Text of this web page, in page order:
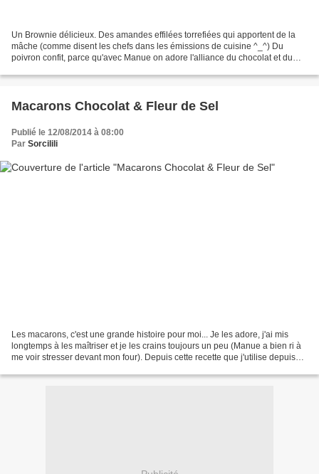
Un Brownie délicieux. Des amandes effilées torrefiées qui apportent de la
mâche (comme disent les chefs dans les émissions de cuisine ^_^) Du
poivron confit, parce qu'avec Manue on adore l'alliance du chocolat et du
Macarons Chocolat & Fleur de Sel
Publié le 12/08/2014 à 08:00
Par Sorcilili
Les macarons, c'est une grande histoire pour moi... Je les adore, j'ai mis
longtemps à les maîtriser et je les crains toujours un peu (Manue a bien ri à
me voir stresser devant mon four). Depuis cette recette que j'utilise depuis